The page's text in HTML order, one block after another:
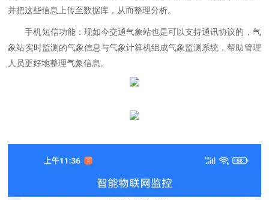
并把这些信息上传至数据库，从而整理分析。
手机短信功能：现如今交通气象站也是可以支持通讯协议的，气
象站实时监测的气象信息与气象计算机组成气象监测系统，帮助管理
人员更好地整理气象信息。